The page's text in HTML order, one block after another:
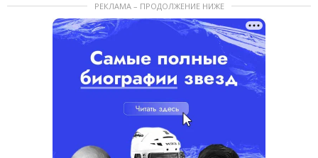
РЕКЛАМА – ПРОДОЛЖЕНИЕ НИЖЕ